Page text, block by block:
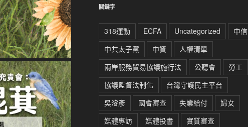
關鍵字
318運動 ECFA Uncategorized
中信
中共太子黨
中資
人權清單
兩岸服務貿易協議施行法
公聽會
勞工
協議監督法制化
台灣守護民主平台
吳濬彥
國會審查 失業給付
婦女
媒體專訪
媒體投書
實質審查